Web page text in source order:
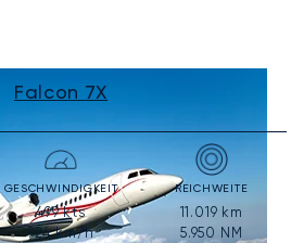
Falcon 7X
GESCHWINDIGKEIT
499kts
924km/h
REICHWEITE
11.019 km
5.950 NM